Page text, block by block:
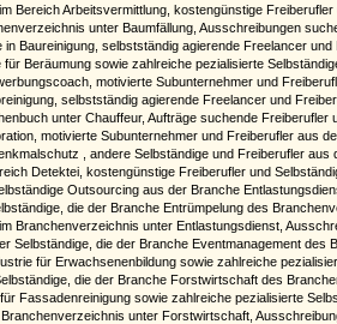
Bereich Arbeitsvermittlung, kostengünstige
unter Baumfällung, Ausschreibungen
in Baureinigung, selbstständig agierende Freelancer
Beräumung sowie zahlreiche pezialisierte
motivierte Subunternehmer und
selbstständig agierende Freelancer und
unter Chauffeur, Aufträge suchende
motivierte Subunternehmer und Freiberufler aus
, andere Selbständige und Freiberufler aus
Detektei, kostengünstige Freiberufler und
Outsourcing aus der Branche
die der Branche Entrümpelung des
Branchenverzeichnis unter Entlastungsdienst,
Selbständige, die der Branche Eventmanagement
für Erwachsenenbildung sowie zahlreiche
die der Branche Forstwirtschaft des
Fassadenreinigung sowie zahlreiche pezialisierte
unter Forstwirtschaft,